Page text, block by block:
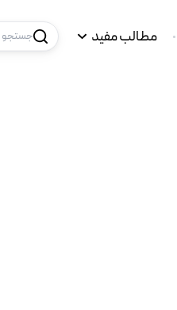
مطالب مفید جستجو